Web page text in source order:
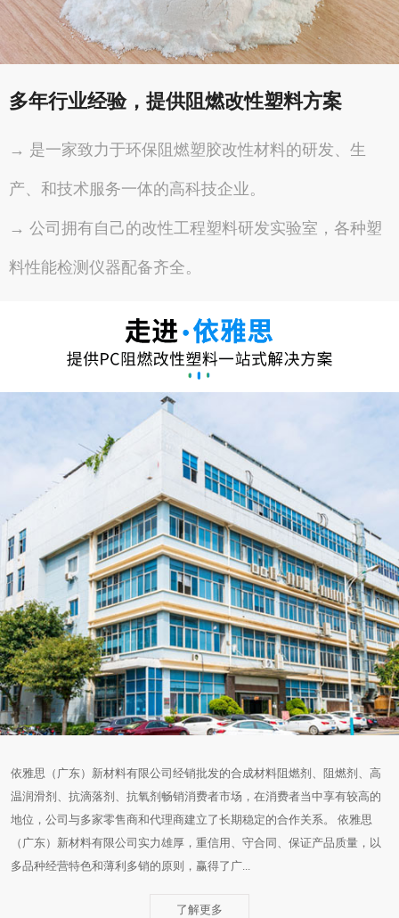
多年行业经验，提供阻燃改性塑料方案
→ 是一家致力于环保阻燃塑胶改性材料的研发、生
产、和技术服务一体的高科技企业。
→ 公司拥有自己的改性工程塑料研发实验室，各种塑
料性能检测仪器配备齐全。
依雅思（广东）新材料有限公司经销批发的合成材料阻燃剂、阻燃剂、高
温润滑剂、抗滴落剂、抗氧剂畅销消费者市场，在消费者当中享有较高的
地位，公司与多家零售商和代理商建立了长期稳定的合作关系。 依雅思
（广东）新材料有限公司实力雄厚，重信用、守合同、保证产品质量，以
多品种经营特色和薄利多销的原则，赢得了广...
了解更多